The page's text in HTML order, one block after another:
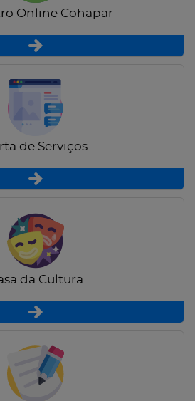
Online Cohapar
de Serviços
da Cultura